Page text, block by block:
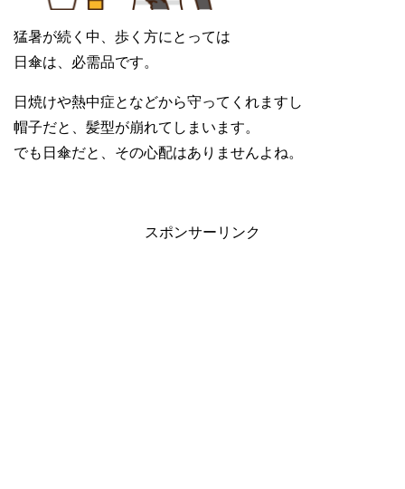
猛暑が続く中、歩く方にとっては
日傘は、必需品です。
日焼けや熱中症となどから守ってくれますし
帽子だと、髪型が崩れてしまいます。
でも日傘だと、その心配はありませんよね。
スポンサーリンク